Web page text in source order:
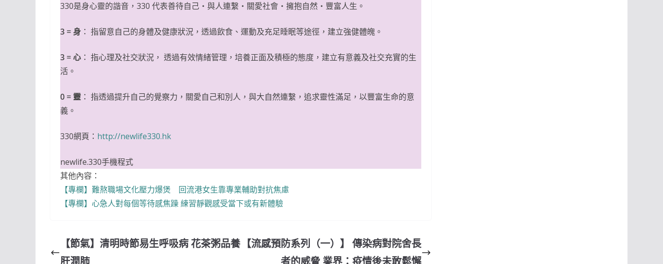
330是身心靈的諧音，330 代表善待自己‧與人連繫‧關愛社會‧擁抱自然‧豐富人生。
3 = 身 ： 指留意自己的身體及健康狀況，透過飲食、運動及充足睡眠等途徑，建立強健體魄。
3 = 心 ： 指心理及社交狀況， 透過有效情緒管理，培養正面及積極的態度，建立有意義及社交充實的生
活。
0 = 靈 ： 指透過提升自己的覺察力，關愛自己和別人，與大自然連繫，追求靈性滿足，以豐富生命的意
義。
330網頁： http://newlife330.hk
newlife.330手機程式
其他內容：
【專欄】難熬職場文化壓力爆煲 回流港女生靠專業輔助對抗焦慮
【專欄】心急人對每個等待感焦躁 練習靜觀感受當下或有新體驗
【節氣】清明時節易生呼吸病 花茶粥品養 【流感預防系列（一）】 傳染病對院舍長